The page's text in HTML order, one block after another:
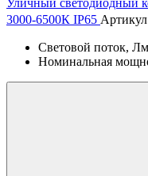
Уличный светодиодный
3000-6500К IP65
Световой поток, Лм
Номинальная